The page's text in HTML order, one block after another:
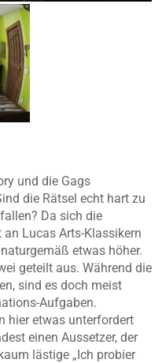
und die Gags
die Rätsel echt hart zu
Da sich die
Lucas Arts-Klassikern
etwas höher.
geteilt aus. Während die
sind es doch meist
Aufgaben.
hier etwas unterfordert
einen Aussetzer, der
lästige „Ich probier